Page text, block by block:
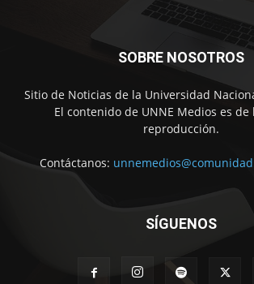
SOBRE NOSOTROS
Sitio de Noticias de la Universidad
El contenido de UNNE Medios es
reproducción.
Contáctanos:
SÍGUENOS